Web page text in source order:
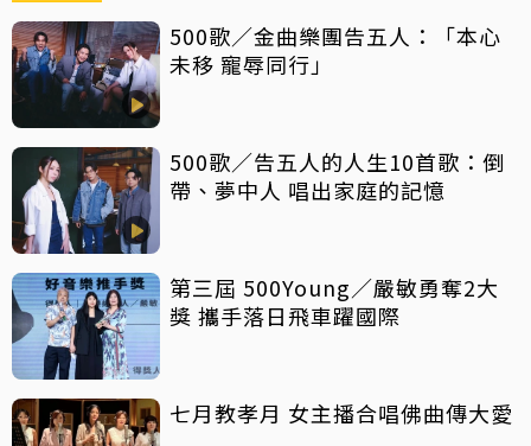
500歌／金曲樂團告五人：「本心
未移 寵辱同行」
500歌／告五人的人生10首歌：倒
帶、夢中人 唱出家庭的記憶
第三屆 500Young／嚴敏勇奪2大
獎 攜手落日飛車躍國際
七月教孝月 女主播合唱佛曲傳大愛